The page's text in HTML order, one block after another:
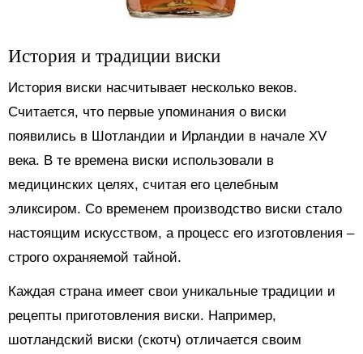
История и традиции виски
История виски насчитывает несколько веков.
Считается, что первые упоминания о виски
появились в Шотландии и Ирландии в начале XV
века. В те времена виски использовали в
медицинских целях, считая его целебным
эликсиром. Со временем производство виски стало
настоящим искусством, а процесс его изготовления –
строго охраняемой тайной.
Каждая страна имеет свои уникальные традиции и
рецепты приготовления виски. Например,
шотландский виски (скотч) отличается своим